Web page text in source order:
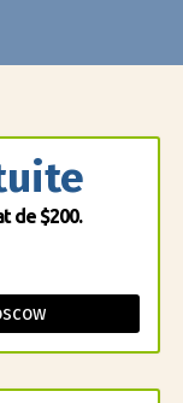
de $200.